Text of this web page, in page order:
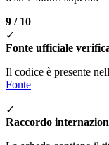
9 / 10
✓
Fonte ufficiale
Il codice è presente
Fonte
✓
Raccordo